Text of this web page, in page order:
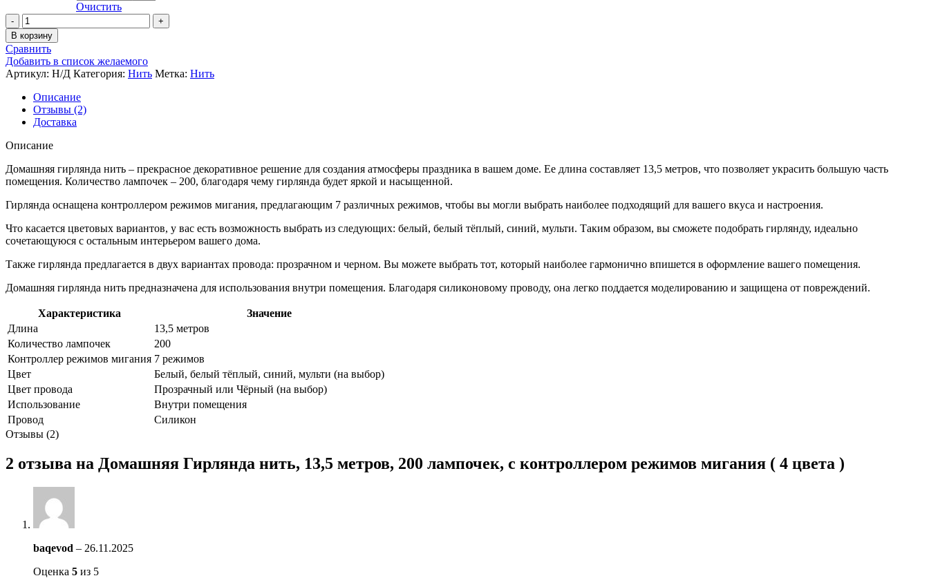
Очистить
Количество
товара
Домашняя
Гирлянда
нить,
13,5
метров,
200
лампочек,
контроллером
мигания
(
цвета
В корзину
Сравнить
Добавить в список желаемого
Артикул: Н/Д Категория: Нить Метка: Нить
Описание
Отзывы (2)
Доставка
Описание
Домашняя гирлянда нить – прекрасное декоративное решение для создания атмосферы праздника в вашем доме. Ее длина составляет 13,5 метров, что позволяет украсить большую часть
помещения. Количество лампочек – 200, благодаря чему гирлянда будет яркой и насыщенной.
Гирлянда оснащена контроллером режимов мигания, предлагающим 7 различных режимов, чтобы вы могли выбрать наиболее подходящий для вашего вкуса и настроения.
Что касается цветовых вариантов, у вас есть возможность выбрать из следующих: белый, белый тёплый, синий, мульти. Таким образом, вы сможете подобрать гирлянду, идеально
сочетающуюся с остальным интерьером вашего дома.
Также гирлянда предлагается в двух вариантах провода: прозрачном и черном. Вы можете выбрать тот, который наиболее гармонично впишется в оформление вашего помещения.
Домашняя гирлянда нить предназначена для использования внутри помещения. Благодаря силиконовому проводу, она легко поддается моделированию и защищена от повреждений.
Характеристика
Значение
Длина
13,5 метров
Количество лампочек
200
Контроллер режимов мигания 7 режимов
Цвет
Белый, белый тёплый, синий, мульти (на выбор)
Цвет провода
Прозрачный или Чёрный (на выбор)
Использование
Внутри помещения
Провод
Силикон
Отзывы (2)
2 отзыва на Домашняя Гирлянда нить, 13,5 метров, 200 лампочек, с контроллером режимов мигания ( 4 цвета )
baqevod – 26.11.2025
Оценка 5 из 5